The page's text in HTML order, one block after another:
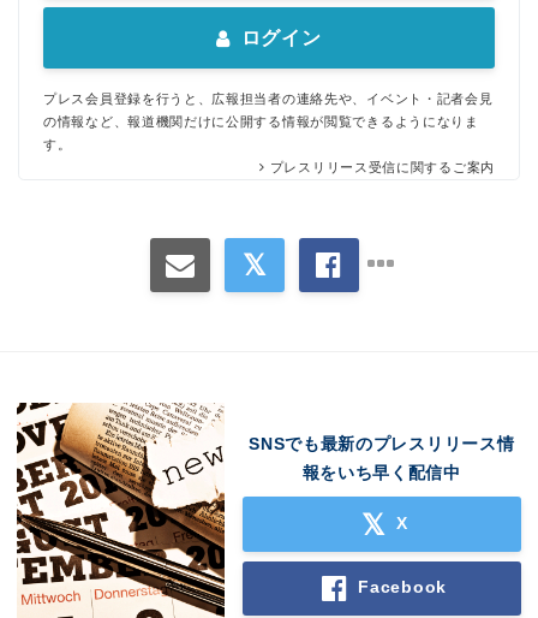
ログイン
プレス会員登録を行うと、広報担当者の連絡先や、イベント・記者会見
の情報など、報道機関だけに公開する情報が閲覧できるようになりま
す。
プレスリリース受信に関するご案内
SNSでも最新のプレスリリース情
報をいち早く配信中
X
Facebook